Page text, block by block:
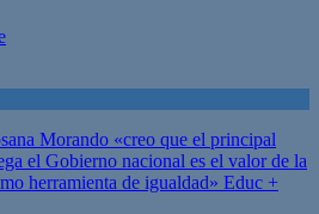
Morando «creo que el principal
el Gobierno nacional es el valor de la
herramienta de igualdad» Educ +